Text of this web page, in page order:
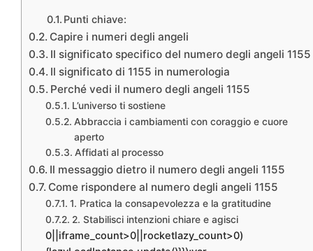
Punti chiave:
Capire i numeri degli angeli
Il significato specifico del numero degli angeli 1155
Il significato di 1155 in numerologia
Perché vedi il numero degli angeli 1155
L’universo ti sostiene
Abbraccia i cambiamenti con coraggio e cuore
aperto
Affidati al processo
Il messaggio dietro il numero degli angeli 1155
Come rispondere al numero degli angeli 1155
1. Pratica la consapevolezza e la gratitudine
2. Stabilisci intenzioni chiare e agisci
0||iframe_count>0||rocketlazy_count>0)